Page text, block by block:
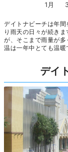
1月
デイトナビーチは年
り雨天の日々が続き
が、そこまで雨量が
温は一年中とても温暖
デイ